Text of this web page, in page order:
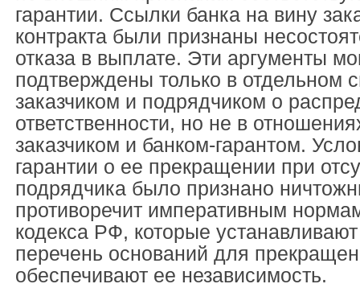
гарантии. Ссылки банка на вину
контракта были признаны
отказа в выплате. Эти аргументы
подтверждены только в отдельном
заказчиком и подрядчиком о
ответственности, но не в
заказчиком и банком-гарантом.
гарантии о ее прекращении при
подрядчика было признано
противоречит императивным
кодекса РФ, которые
перечень оснований для
обеспечивают ее независимость.